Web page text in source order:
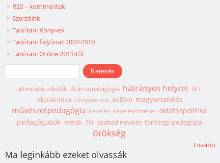
RSS – kommentek
Szerzőink
Taní-tani Könyvek
Taní-tani folyóirat 2007-2010
Taní-tani Online 2011-től
Keresés űrlap
Keresés
alternatív iskolák drámapedagógia hátrányos helyzet IKT
iskolakritika kompetencia külföld magyartanítás
művészetpedagógia nevelés neveléstörténet oktatáspolitika
pedagógusok romák SNI szabad nevelés tantárgy-pedagógia
örökség
Tovább
Ma leginkább ezeket olvassák